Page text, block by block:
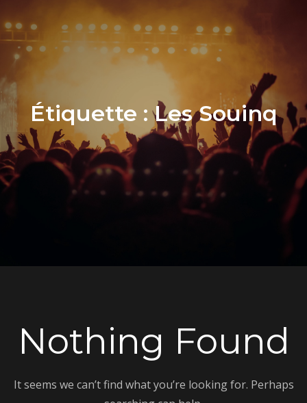
Étiquette :Les Souinq
Nothing Found
It seems we can’t find what you’re looking for. Perhaps